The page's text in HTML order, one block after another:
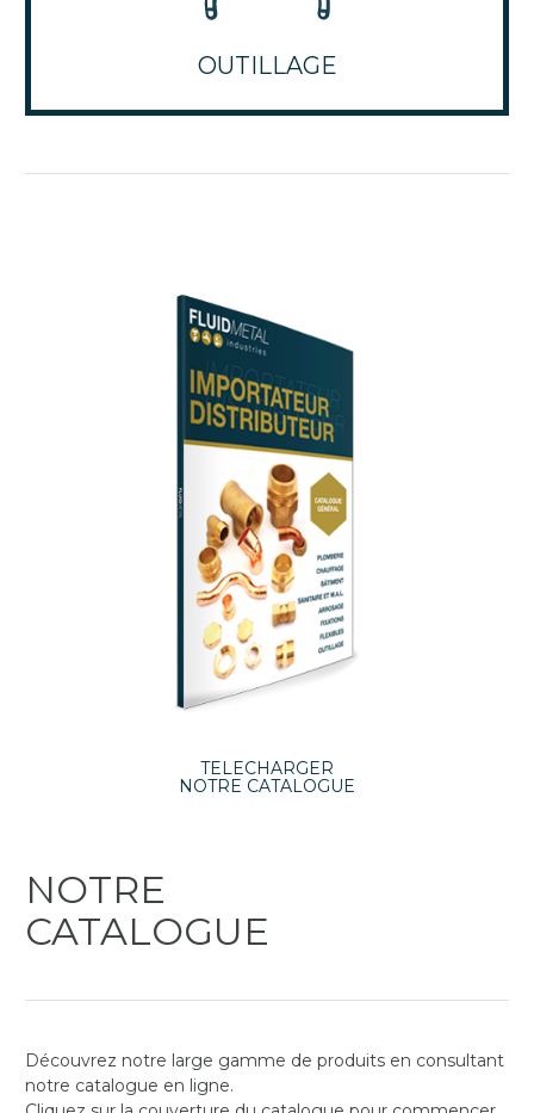
OUTILLAGE
TELECHARGER
NOTRE CATALOGUE
NOTRE
CATALOGUE
Découvrez notre large gamme de produits en consultant
notre catalogue en ligne.